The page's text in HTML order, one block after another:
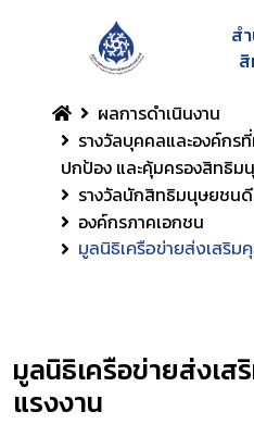
ส
ผลการดำเนินงาน
รางวัลบุคคลและองค์กร
ปกป้อง และคุ้มครองสิทธิม
รางวัลนักสิทธิมนุษยชน
องค์กรภาคเอกชน
มูลนิธิเครือข่ายส่งเสริ
มูลนิธิเครือข่ายส่งเ
แรงงาน